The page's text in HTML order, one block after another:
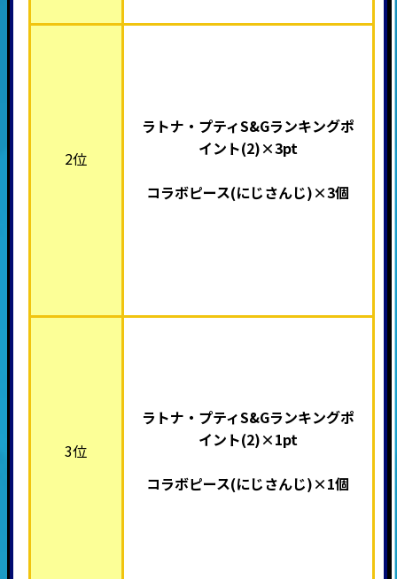
2位
ラトナ・プティS&Gランキングポ
イント(2)×3pt
コラボピース(にじさんじ)×3個
3位
ラトナ・プティS&Gランキングポ
イント(2)×1pt
コラボピース(にじさんじ)×1個